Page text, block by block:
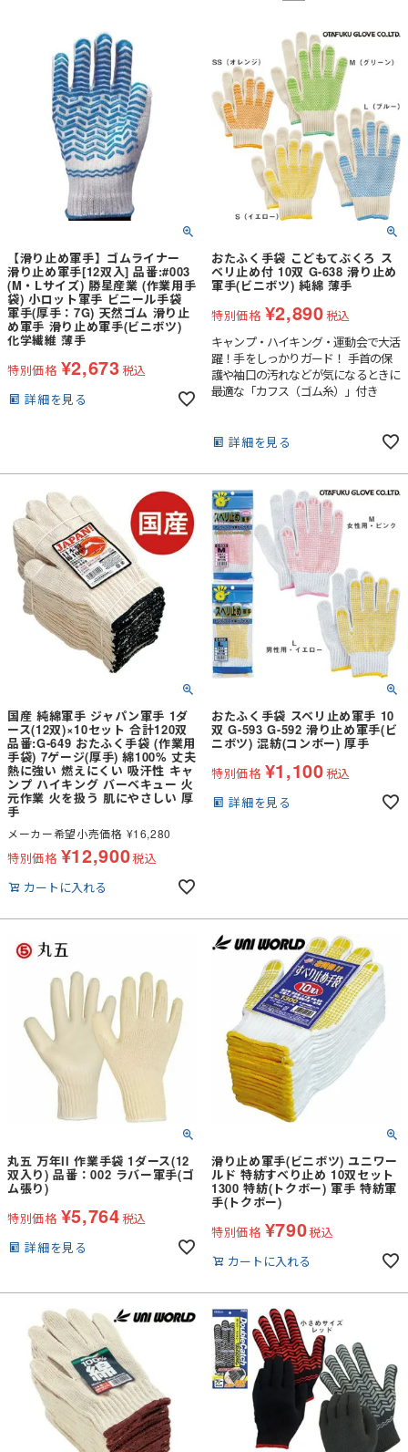
【滑り止め軍手】ゴムライナー
滑り止め軍手[12双入] 品番:#003
(M・Lサイズ) 勝星産業 (作業用手
袋) 小ロット軍手 ビニール手袋
軍手(厚手：7G) 天然ゴム 滑り止
め軍手 滑り止め軍手(ビニボツ)
化学繊維 薄手
特別価格 ¥2,673税込
詳細を見る
おたふく手袋 こどもてぶくろ ス
ベリ止め付 10双 G-638 滑り止め
軍手(ビニボツ) 純綿 薄手
特別価格 ¥2,890税込
キャンプ・ハイキング・運動会で大活
躍！手をしっかりガード！ 手首の保
護や袖口の汚れなどが気になるときに
最適な「カフス（ゴム糸）」付き
詳細を見る
国産 純綿軍手 ジャパン軍手 1ダ
ース(12双)×10セット 合計120双
品番:G-649 おたふく手袋 (作業用
手袋) 7ゲージ(厚手) 綿100% 丈夫
熱に強い 燃えにくい 吸汗性 キャ
ンプ ハイキング バーベキュー 火
元作業 火を扱う 肌にやさしい 厚
手
メーカー希望小売価格 ¥16,280
特別価格 ¥12,900税込
カートに入れる
おたふく手袋 スベリ止め軍手 10
双 G-593 G-592 滑り止め軍手(ビ
ニボツ) 混紡(コンボー) 厚手
特別価格 ¥1,100税込
詳細を見る
丸五 万年II 作業手袋 1ダース(12
双入り) 品番：002 ラバー軍手(ゴ
ム張り)
特別価格 ¥5,764税込
詳細を見る
滑り止め軍手(ビニボツ) ユニワー
ルド 特紡すべり止め 10双セット
1300 特紡(トクボー) 軍手 特紡軍
手(トクボー)
特別価格 ¥790税込
カートに入れる